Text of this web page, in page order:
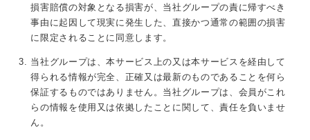
損害賠償の対象となる損害が、当社グループの責に帰すべき
事由に起因して現実に発生した、直接かつ通常の範囲の損害
に限定されることに同意します。
当社グループは、本サービス上の又は本サービスを経由して
得られる情報が完全、正確又は最新のものであることを何ら
保証するものではありません。当社グループは、会員がこれ
らの情報を使用又は依拠したことに関して、責任を負いませ
ん。